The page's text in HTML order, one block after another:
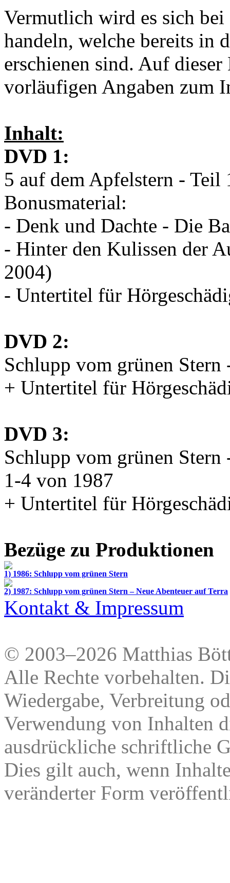
Vermutlich wird es sich
handeln, welche bereits in
erschienen sind. Auf
vorläufigen Angaben zum
Inhalt:
DVD 1:
5 auf dem Apfelstern - Teil
Bonusmaterial:
- Denk und Dachte - Die
- Hinter den Kulissen der
2004)
- Untertitel für
DVD 2:
Schlupp vom grünen
+ Untertitel für
DVD 3:
Schlupp vom grünen Stern
1-4 von 1987
+ Untertitel für
Bezüge zu Produktionen
1) 1986: Schlupp vom grünen Stern
2) 1987: Schlupp vom grünen Stern – Neue Abenteuer auf Terra
Kontakt & Impressum
© 2003–2026 Matthias
Alle Rechte vorbehalten.
Wiedergabe, Verbreitung
Verwendung von Inhalten
ausdrückliche schriftliche
Dies gilt auch, wenn
veränderter Form